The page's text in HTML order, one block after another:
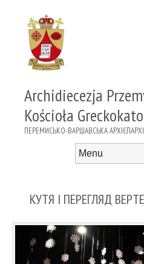
Archidiecezja
Kościoła
ПЕРЕМИСЬКО-ВАРШАВСЬКА
КУТЯ І ПЕРЕГЛЯД